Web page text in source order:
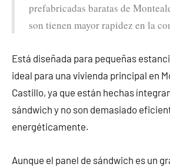
prefabricadas baratas de
son tienen mayor rapidez en la
Está diseñada para pequeñas
ideal para una vivienda principal en
Castillo, ya que están hechas
sándwich y no son demasiado
energéticamente.
Aunque el panel de sándwich es un